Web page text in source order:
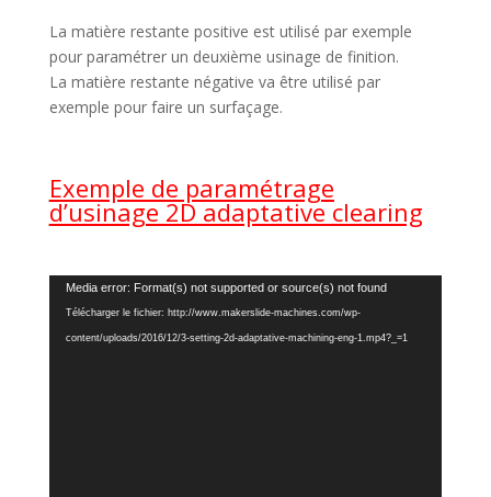
La matière restante positive est utilisé par exemple
pour paramétrer un deuxième usinage de finition.
La matière restante négative va être utilisé par
exemple pour faire un surfaçage.
Exemple de paramétrage
d’usinage 2D adaptative clearing
Lecteur
vidéo
Media error: Format(s) not supported or source(s) not found
Télécharger le fichier: http://www.makerslide-machines.com/wp-
content/uploads/2016/12/3-setting-2d-adaptative-machining-eng-1.mp4?_=1